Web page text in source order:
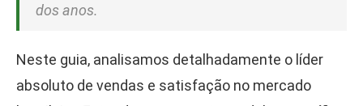
dos anos.
Neste guia, analisamos detalhadamente o líder
absoluto de vendas e satisfação no mercado